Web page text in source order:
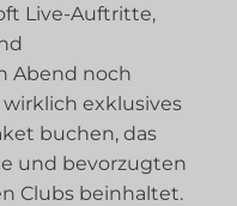
Live-Auftritte,
Abend noch
exklusives
buchen, das
und bevorzugten
Clubs beinhaltet.